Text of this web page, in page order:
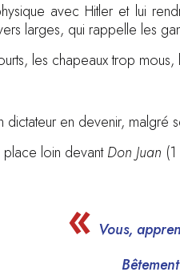
avec Hitler et lui
larges, qui rappelle les
les chapeaux trop mous,
en devenir, malgré
loin devantDon Juan
Vous,